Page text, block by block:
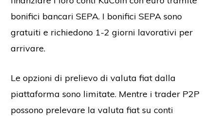
bonifici bancari SEPA. I bonifici SEPA sono
gratuiti e richiedono 1-2 giorni lavorativi per
arrivare.
Le opzioni di prelievo di valuta fiat dalla
piattaforma sono limitate. Mentre i trader P2P
possono prelevare la valuta fiat su conti